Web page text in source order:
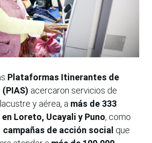
Plataformas Itinerantes de
acercaron servicios de
y aérea, a más de 333
Loreto, Ucayali y Puno, como
campañas de acción social que